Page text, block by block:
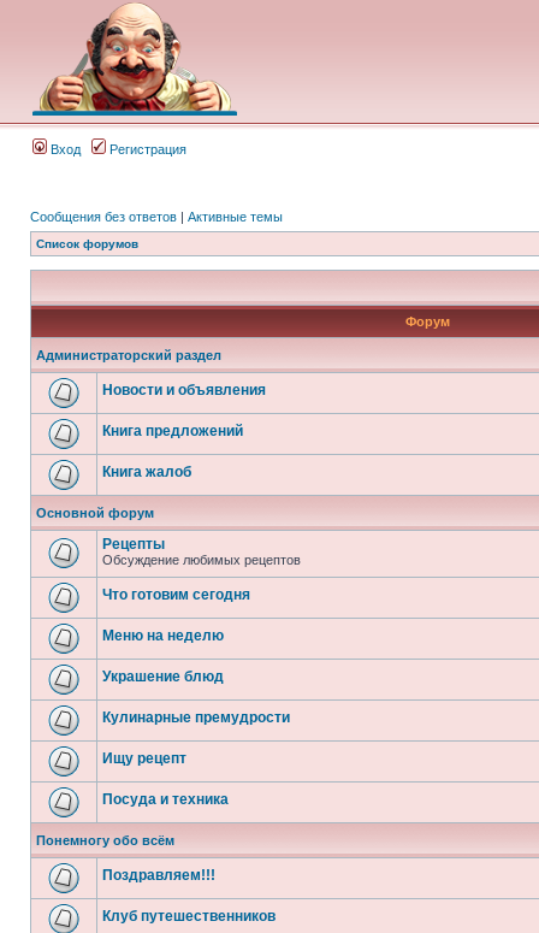
Вход Регистрация
Сообщения без ответов | Активные темы
Список форумов
Форум
Администраторский раздел
Новости и объявления
Книга предложений
Книга жалоб
Основной форум
Рецепты
Обсуждение любимых рецептов
Что готовим сегодня
Меню на неделю
Украшение блюд
Кулинарные премудрости
Ищу рецепт
Посуда и техника
Понемногу обо всём
Поздравляем!!!
Клуб путешественников